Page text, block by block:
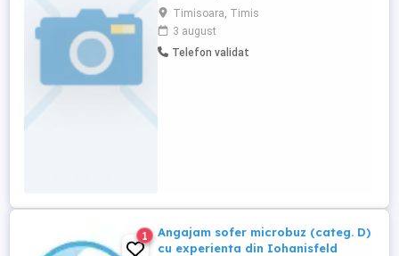
companie în plină dezvoltare, activând în
domeniul instalațiilor electrice de joasa si
medie tensiune . Căutăm un electrician
dedicat și responsabil pentru a se alătura
Timisoara, Timis
3 august
Telefon validat
1
Angajam sofer microbuz (categ. D)
cu experienta din Iohanisfeld